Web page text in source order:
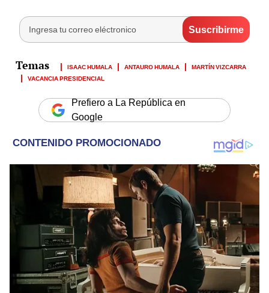
ISAAC HUMALA ANTAURO HUMALA
MARTÍN VIZCARRA
VACANCIA PRESIDENCIAL
Prefiero a La República en
Google